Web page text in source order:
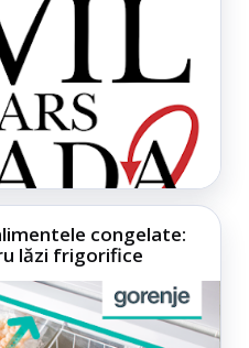
congelate:
lăzi frigorifice